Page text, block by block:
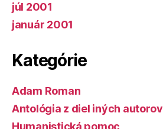
júl 2001
január 2001
Kategórie
Adam Roman
Antológia z diel iných autorov
Humanistická pomoc